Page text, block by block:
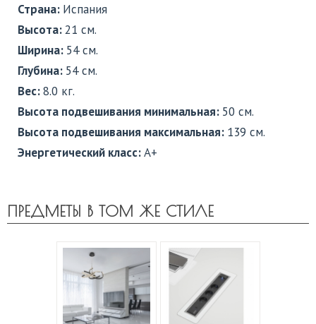
Страна: Испания
Высота:21 см.
Ширина: 54 см.
Глубина: 54 см.
Вес:8.0 кг.
Высота подвешивания минимальная: 50 см.
Высота подвешивания максимальная: 139 см.
Энергетический класс:A+
ПРЕДМЕТЫ В ТОМ ЖЕ СТИЛЕ